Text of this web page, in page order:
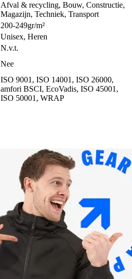
Afval & recycling, Bouw, Constructie,
Magazijn, Techniek, Transport
200-249gr/m²
Unisex, Heren
N.v.t.
Nee
ISO 9001, ISO 14001, ISO 26000,
amfori BSCI, EcoVadis, ISO 45001,
ISO 50001, WRAP